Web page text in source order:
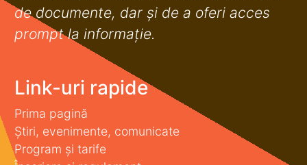
de documente, dar şi de a oferi acces
prompt la informaţie.
Link-uri rapide
Prima pagină
Știri, evenimente, comunicate
Program și tarife